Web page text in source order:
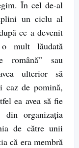
În cel de-al
un ciclu al
ce a devenit
mult lăudată
română” sau
ulterior să
caz de pomină,
ea avea să fie
din organizația
de către unii
că era membră